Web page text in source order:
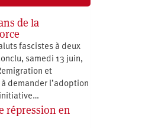
de la
fascistes à deux
samedi 13 juin,
et
demander l’adoption
répression en